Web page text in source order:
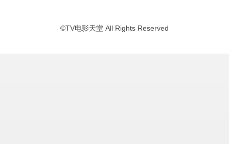
©TV电影天堂 All Rights Reserved